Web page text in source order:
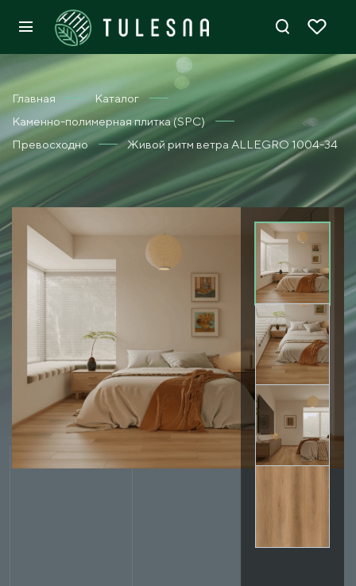
Главная
Каталог
Каменно-полимерная плитка (SPC)
Превосходно
Живой ритм ветра ALLEGRO 1004-34